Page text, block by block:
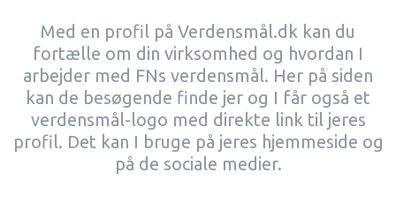
Med en profil på Verdensmål.dk kan du
fortælle om din virksomhed og hvordan I
arbejder med FNs verdensmål. Her på siden
kan de besøgende finde jer og I får også et
verdensmål-logo med direkte link til jeres
profil. Det kan I bruge på jeres hjemmeside og
på de sociale medier.